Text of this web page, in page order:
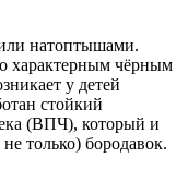
натоптышами.
характерным чёрным
у детей
стойкий
(ВПЧ), который и
только) бородавок.